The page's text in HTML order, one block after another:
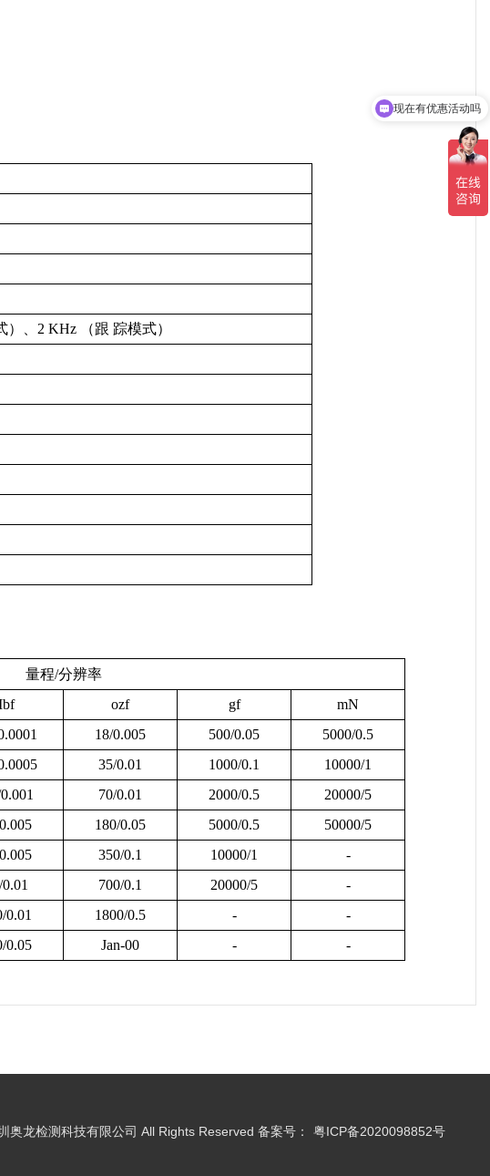
）、 2 KHz
（跟 踪模式）
量程/分辨率
ozf gf
mN
18/0.005 500/0.05
5000/0.5
35/0.01 1000/0.1
10000/1
70/0.01 2000/0.5
20000/5
180/0.05 5000/0.5
50000/5
350/0.1 10000/1
-
700/0.1 20000/5
-
0.01 1800/0.5 -
-
0.05 Jan-00 - -
奥龙检测科技有限公司 All Rights Reserved 备案号： 粤ICP备2020098852号
现在有优惠活动吗